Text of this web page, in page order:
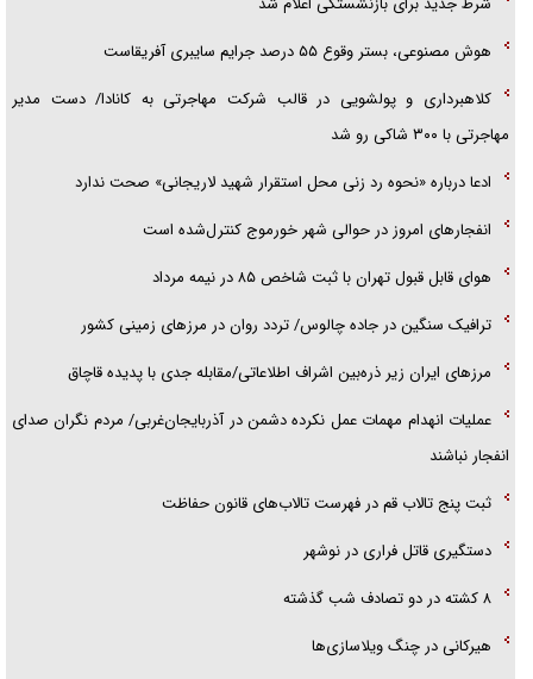
هوش مصنوعی، بستر وقوع ۵۵ درصد جرایم سایبری آفریقاست
کلاهبرداری و پولشویی در قالب شرکت مهاجرتی به کانادا/ دست مدیر
مهاجرتی با ۳۰۰ شاکی رو شد
ادعا درباره «نحوه رد زنی محل استقرار شهید لاریجانی» صحت ندارد
انفجار‌های امروز در حوالی شهر خورموج کنترل‌شده است
هوای قابل قبول تهران با ثبت شاخص ۸۵ در نیمه مرداد
ترافیک سنگین در جاده چالوس/ تردد روان در مرز‌های زمینی کشور
مرز‌های ایران زیر ذره‌بین اشراف اطلاعاتی/مقابله جدی با پدیده قاچاق
عملیات انهدام مهمات عمل نکرده دشمن در آذربایجان‌غربی/ مردم نگران صدای
انفجار نباشند
ثبت پنج تالاب قم در فهرست تالاب‌های قانون حفاظت
دستگیری قاتل فراری در نوشهر
۸ کشته در دو تصادف شب گذشته
هیرکانی در چنگ ویلاسازی‌ها